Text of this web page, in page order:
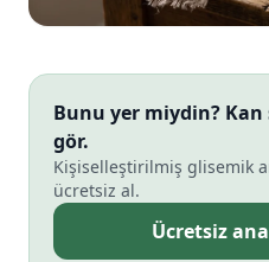
Bunu yer miydin? Kan
gör.
Kişiselleştirilmiş glisemik
ücretsiz al.
Ücretsiz